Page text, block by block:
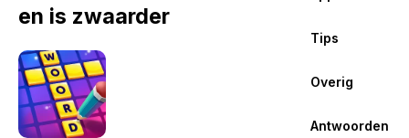
Tips
Overig
Antwoorden
en is zwaarder